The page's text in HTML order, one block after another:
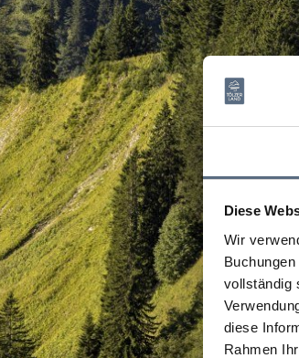
Diese
Wir
vollständig
diese
Rahmen